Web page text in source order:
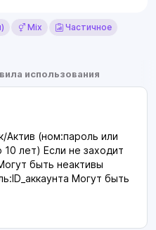
Mix
Частичное
использования
Актив (ном:пароль или
лет) Если не заходит
быть неактивы
Могут быть